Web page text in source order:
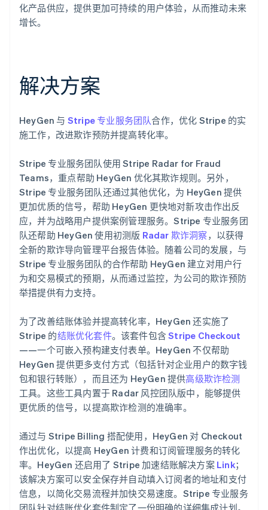
化产品供应，提供更加可持续的用户体验，从而推动未来
增长。
解决方案
HeyGen 与 Stripe 专业服务团队合作，优化 Stripe 的实
施工作，改进欺诈预防并提高转化率。
Stripe 专业服务团队使用 Stripe Radar for Fraud
Teams，重点帮助 HeyGen 优化其欺诈规则。另外，
Stripe 专业服务团队还通过其他优化，为 HeyGen 提供
更加优质的信号，帮助 HeyGen 更快地对新攻击作出反
应，并为战略用户提供案例管理服务。Stripe 专业服务团
队还帮助 HeyGen 使用初测版 Radar 欺诈洞察，以获得
全新的欺诈导向管理平台报告体验。随着公司的发展，与
Stripe 专业服务团队的合作帮助 HeyGen 建立对用户行
为和交易模式的预期，从而通过监控，为公司的欺诈预防
举措提供有力支持。
为了改善结账体验并提高转化率，HeyGen 还实施了
Stripe 的结账优化套件。该套件包含Stripe Checkout
——一个可嵌入预构建支付表单。HeyGen 不仅帮助
HeyGen 提供更多支付方式（包括针对企业用户的数字钱
包和银行转账），而且还为 HeyGen 提供高级欺诈检测
工具。这些工具内置于 Radar 风控团队版中，能够提供
更优质的信号，以提高欺诈检测的准确率。
通过与 Stripe Billing 搭配使用，HeyGen 对 Checkout
作出优化，以提高 HeyGen 计费和订阅管理服务的转化
率。HeyGen 还启用了 Stripe 加速结账解决方案 Link；
该解决方案可以安全保存并自动填入订阅者的地址和支付
信息，以简化交易流程并加快交易速度。Stripe 专业服务
团队针对结账优化套件制定了一份明确的详细集成计划。